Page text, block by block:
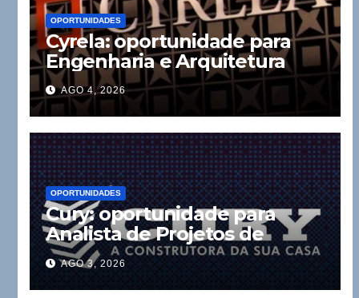
OPORTUNIDADES
Cyrela: oportunidade para
Engenharia e Arquitetura
AGO 4, 2026
OPORTUNIDADES
Cury: oportunidade para
Analista de Projetos de
Instalações
AGO 3, 2026